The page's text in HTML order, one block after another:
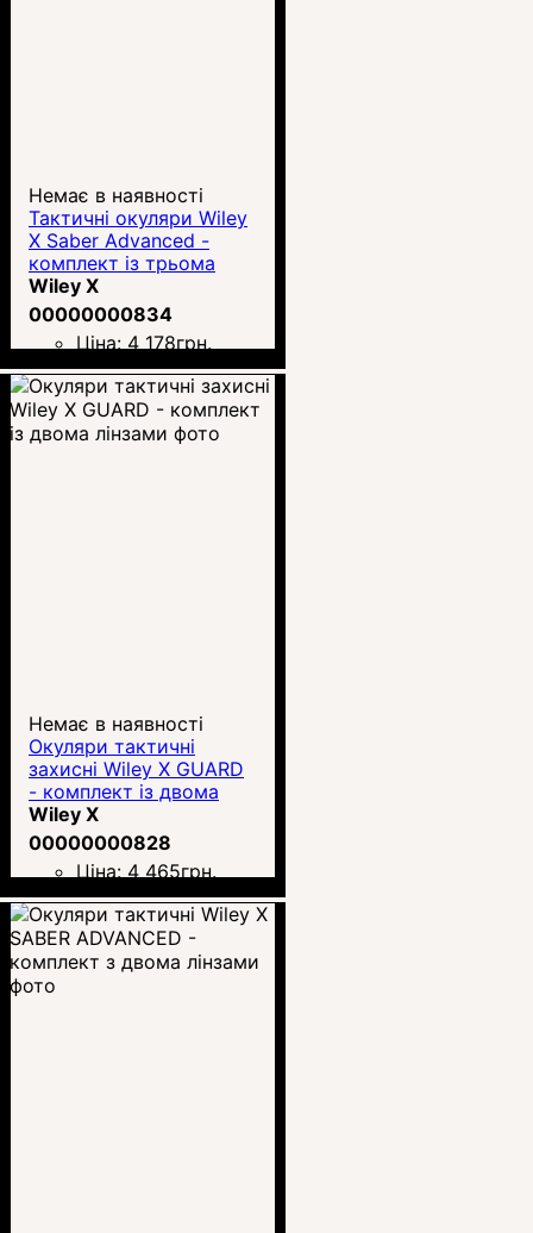
Немає в наявності
Тактичні окуляри Wiley
X Saber Advanced -
комплект із трьома
лінзами
Wiley X
00000000834
Ціна: 4 178грн.
Немає в наявності
Окуляри тактичні
захисні Wiley X GUARD
- комплект із двома
лінзами
Wiley X
00000000828
Ціна: 4 465грн.